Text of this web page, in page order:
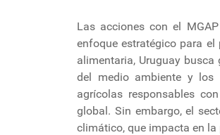
Las acciones con el
enfoque estratégico para
alimentaria, Uruguay
del medio ambiente y los
agrícolas responsables
global. Sin embargo, el
climático, que impacta en